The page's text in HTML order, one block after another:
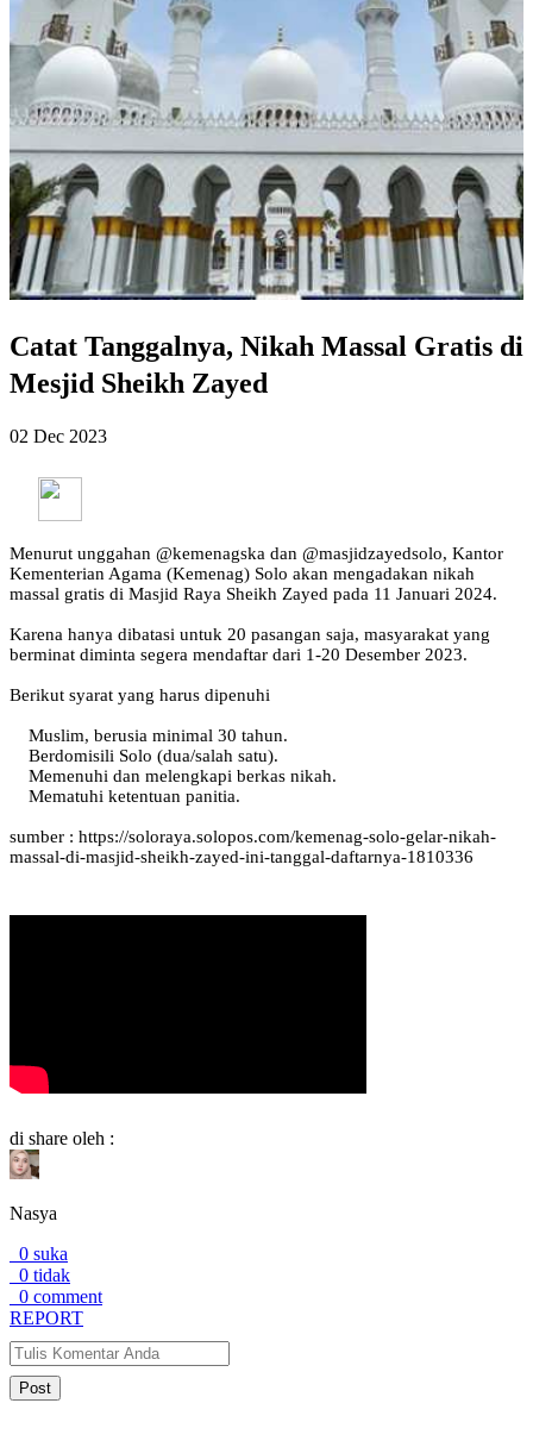
Catat Tanggalnya, Nikah Massal Gratis di
Mesjid Sheikh Zayed
02 Dec 2023
Menurut unggahan @kemenagska dan @masjidzayedsolo, Kantor
Kementerian Agama (Kemenag) Solo akan mengadakan nikah
massal gratis di Masjid Raya Sheikh Zayed pada 11 Januari 2024.
Karena hanya dibatasi untuk 20 pasangan saja, masyarakat yang
berminat diminta segera mendaftar dari 1-20 Desember 2023.
‌Berikut syarat yang harus dipenuhi
Muslim, berusia minimal 30 tahun.
Berdomisili Solo (dua/salah satu).
Memenuhi dan melengkapi berkas nikah.
Mematuhi ketentuan panitia.
sumber : https://soloraya.solopos.com/kemenag-solo-gelar-nikah-
massal-di-masjid-sheikh-zayed-ini-tanggal-daftarnya-1810336
di share oleh :
Nasya
0 suka
0 tidak
0 comment
REPORT
Post